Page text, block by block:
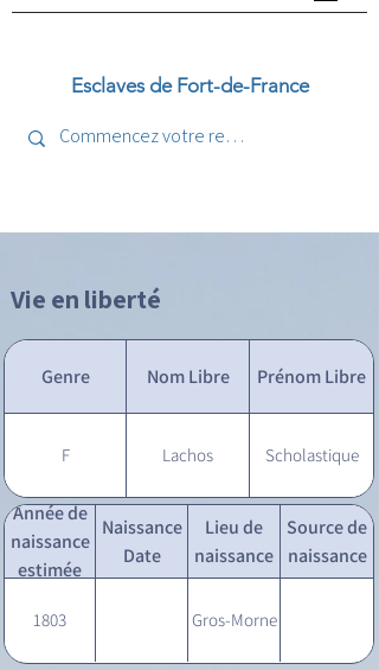
Esclaves de Fort-de-France
Vie en liberté
Genre Nom Libre Prénom Libre
F Lachos Scholastique
Année de
naissance
estimée
Naissance
Date
Lieu de
naissance
Source de
naissance
1803 Gros-Morne